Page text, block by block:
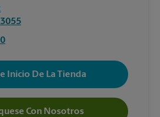
Inicio De La Tienda
Con Nosotros